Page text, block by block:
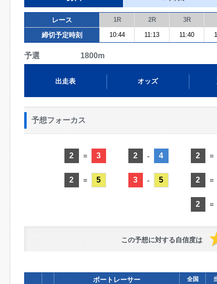
レース 1R 2R 3R
締切予定時刻 10:44 11:13 11:40
予選 1800m
出走表 オッズ
予想フォーカス
2 = 3
2 = 5
2 - 4
3 - 5
2 =
2 =
2 =
この予想に対する自信度は
ボートレーサー 全国